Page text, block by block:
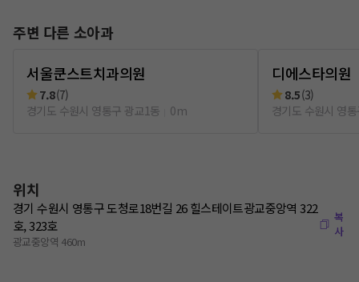
주변 다른 소아과
서울쿤스트치과의원
7.8(7)
경기도 수원시 영통구 광교1동
0m
디에스타의원
8.5(3)
경기도 수원시 영
위치
경기 수원시 영통구 도청로18번길 26 힐스테이트광교중앙역 322
호, 323호
광교중앙역 460m
복
사